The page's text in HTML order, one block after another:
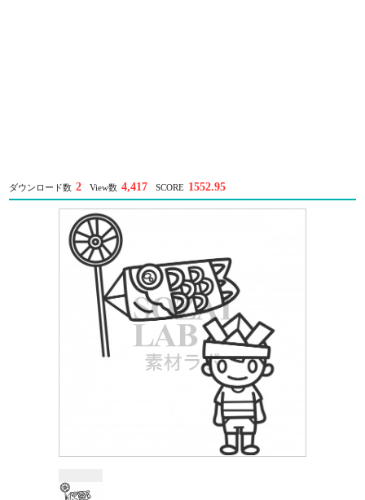
ダウンロード数 2 View数 4,417 SCORE 1552.95